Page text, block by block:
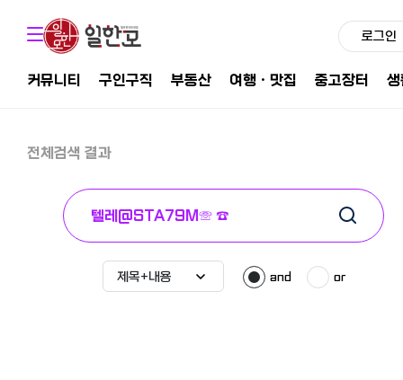
로그인
커뮤니티 구인구직 부동산 여행ㆍ맛집 중고장터
전체검색 결과
and or